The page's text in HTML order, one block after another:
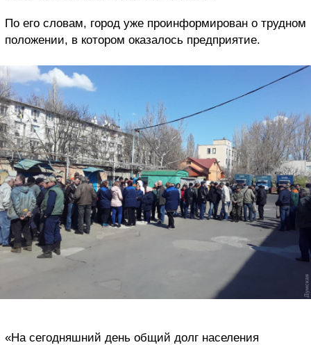
По его словам, город уже проинформирован о трудном
положении, в котором оказалось предприятие.
«На сегодняшний день общий долг населения